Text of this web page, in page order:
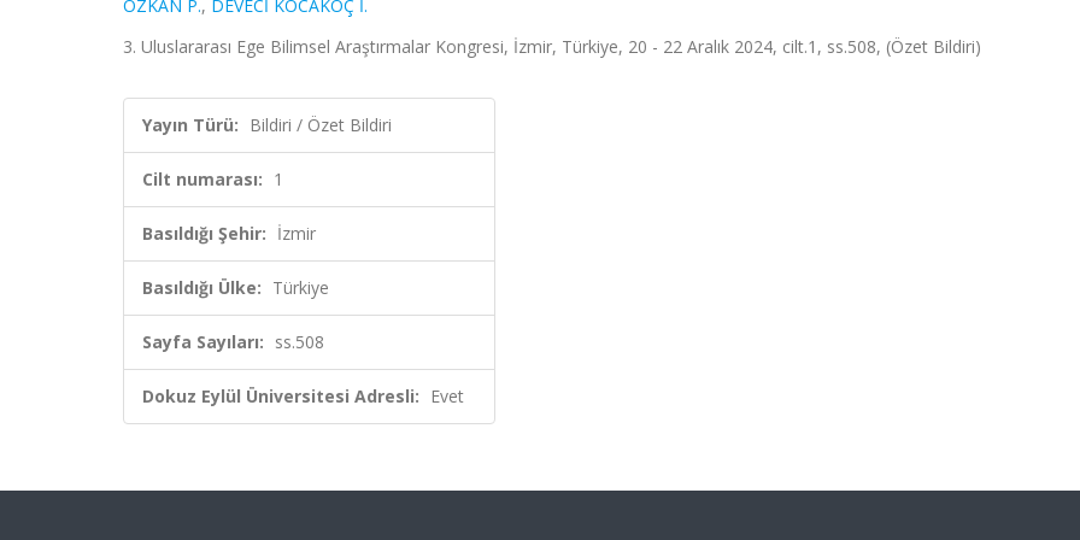
ÖZKAN P., DEVECİ KOCAKOÇ İ.
3. Uluslararası Ege Bilimsel Araştırmalar Kongresi, İzmir, Türkiye, 20 - 22 Aralık 2024, cilt.1, ss.508, (Özet Bildiri)
Yayın Türü: Bildiri / Özet Bildiri
Cilt numarası: 1
Basıldığı Şehir: İzmir
Basıldığı Ülke: Türkiye
Sayfa Sayıları: ss.508
Dokuz Eylül Üniversitesi Adresli: Evet